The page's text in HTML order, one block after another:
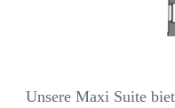
Unsere Maxi Suite